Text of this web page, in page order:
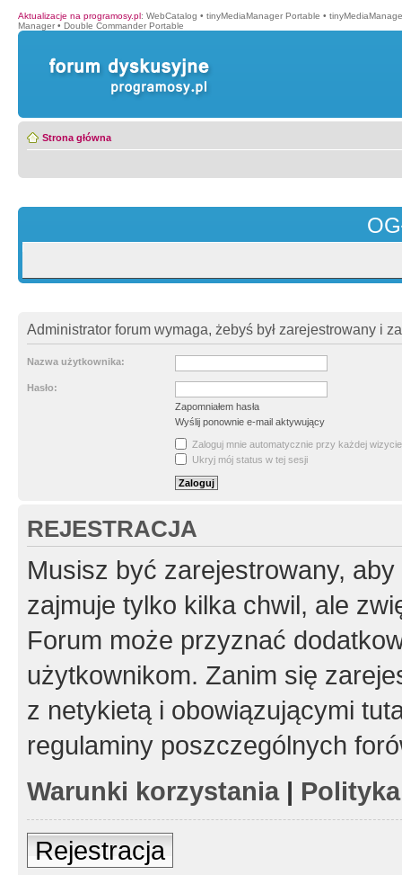
Aktualizacje na programosy.pl: WebCatalog • tinyMediaManager Portable •
Manager • Double Commander Portable
Strona główna
Administrator forum wymaga, żebyś był zarejestrowany i
Nazwa użytkownika:
Hasło:
Zapomniałem hasła
Wyślij ponownie e-mail aktywujący
Zaloguj mnie automatycznie przy każdej wizycie
Ukryj mój status w tej sesji
REJESTRACJA
Musisz być zarejestrowany,
zajmuje tylko kilka chwil, ale
Forum może przyznać
użytkownikom. Zanim się
z netykietą i obowiązującymi
regulaminy poszczególnych
Warunki korzystania|
Rejestracja